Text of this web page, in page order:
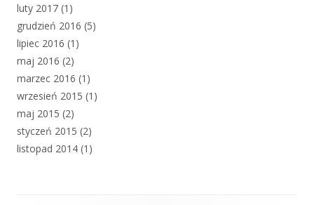
luty 2017 (1)
grudzień 2016 (5)
lipiec 2016 (1)
maj 2016 (2)
marzec 2016 (1)
wrzesień 2015 (1)
maj 2015 (2)
styczeń 2015 (2)
listopad 2014 (1)